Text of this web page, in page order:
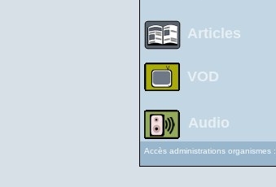
Articles
VOD
Audio
Accès administrations organismes :